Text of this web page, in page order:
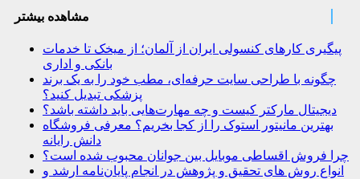
مشاهده بیشتر
پیگیری کارهای کنسولی ایران از آلمان؛ از میخک تا خدمات
بانکی و اداری
چگونه با طراحی سایت حرفه‌ای، مطب خود را به یک برند
پزشکی تبدیل کنید؟
دیجیتال مارکتر کیست و چه مهارت‌هایی باید داشته باشد؟
بهترین مانیتور استوک را از کجا بخریم؟ معرفی فروشگاه
دانش رایانه
چرا فروش اقساطی موبایل بین جوانان محبوب شده است؟
انواع روش های تحقیق و پژوهش در انجام پایان‌نامه ارشد و